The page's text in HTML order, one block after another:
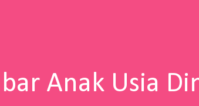
Anak Usia